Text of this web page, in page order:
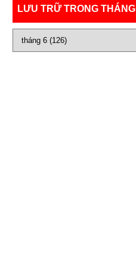
LƯU TRỮ TRONG THÁNG